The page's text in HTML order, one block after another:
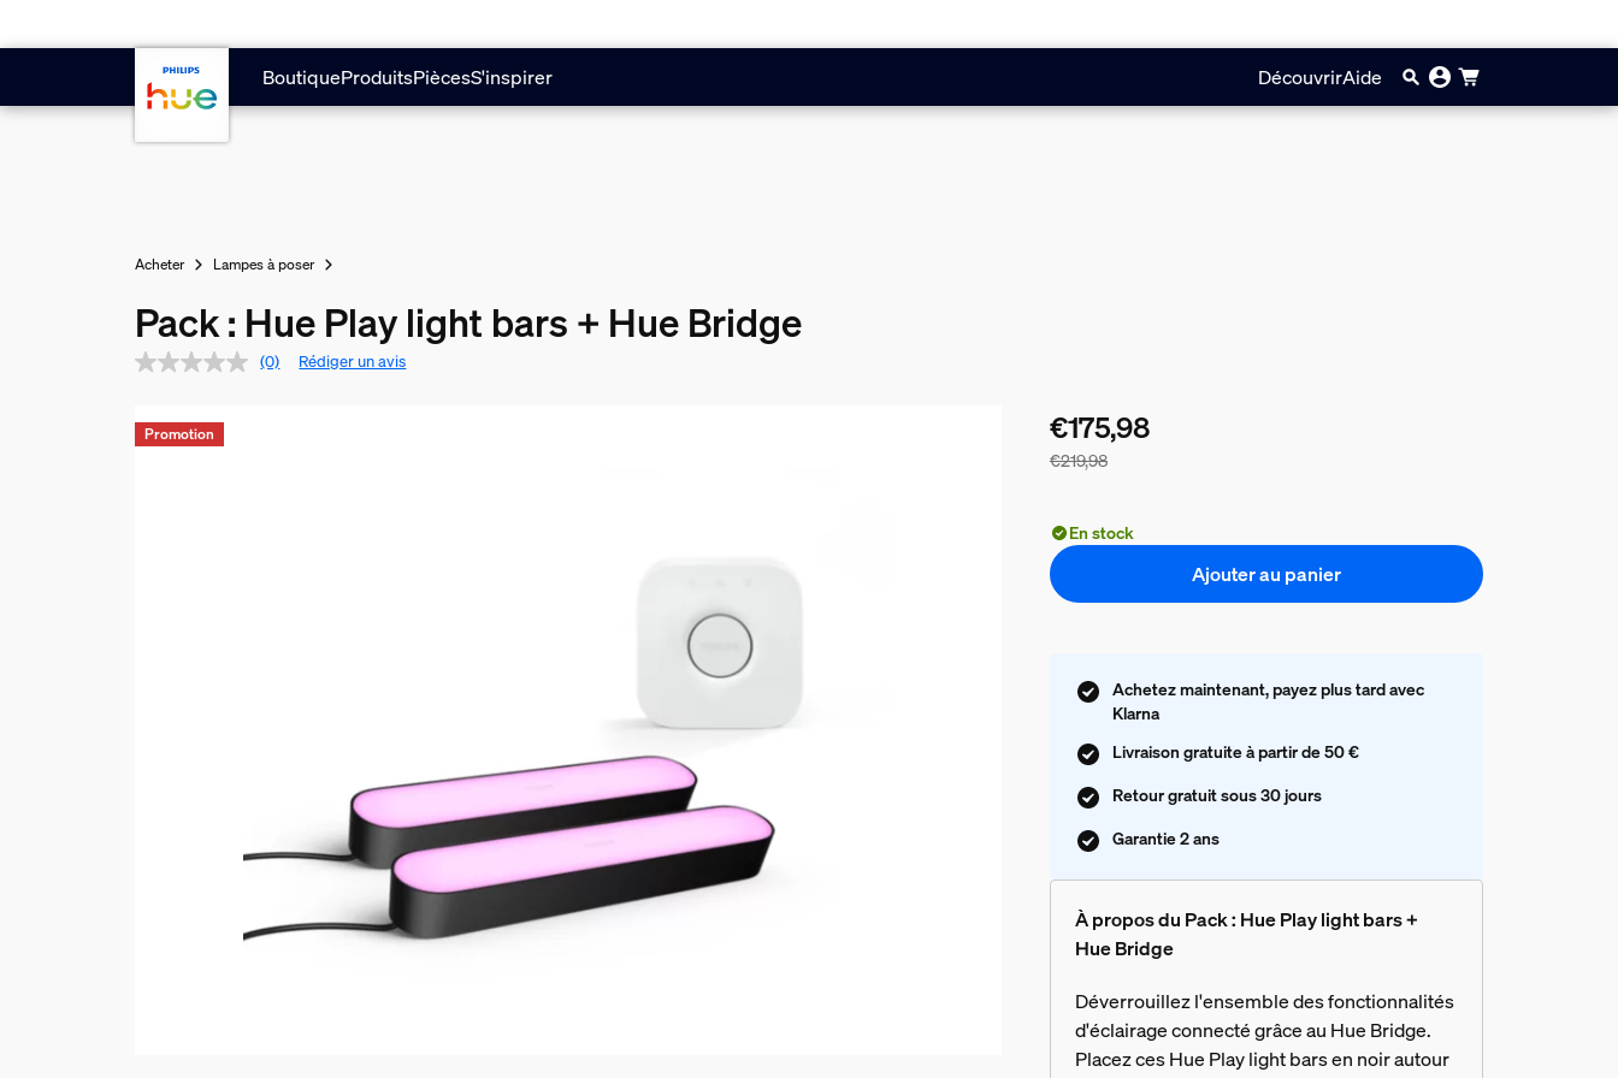
BoutiqueProduitsPiècesS'inspirer DécouvrirAide
Acheter Lampes à poser
Pack : Hue Play light bars + Hue Bridge
(0) Rédiger un avis
€219,98
€175,98
Promotion
En stock
Ajouter au panier
Achetez maintenant, payez plus tard avec
Klarna
Livraison gratuite à partir de 50 €
Retour gratuit sous 30 jours
Garantie 2 ans
À propos du Pack : Hue Play light bars +
Hue Bridge
Déverrouillez l'ensemble des fonctionnalités
d'éclairage connecté grâce au Hue Bridge.
Placez ces Hue Play light bars en noir autour